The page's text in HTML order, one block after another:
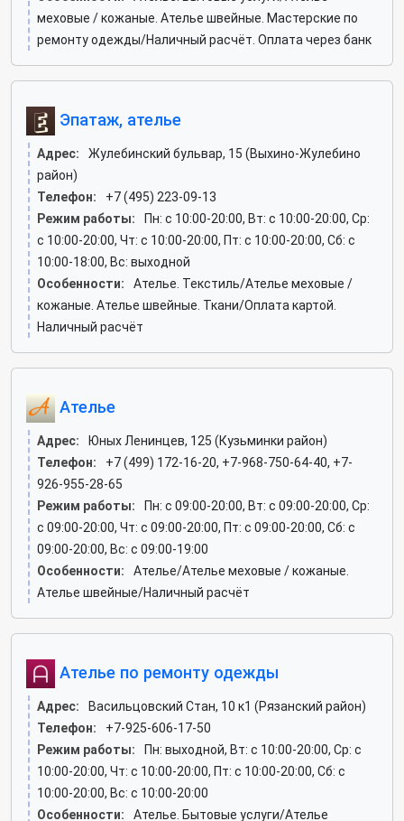
меховые / кожаные. Ателье швейные. Мастерские по
ремонту одежды/Наличный расчёт. Оплата через банк
Эпатаж, ателье
Адрес:
Жулебинский бульвар, 15 (Выхино-Жулебино
район)
Телефон:
+7 (495) 223-09-13
Режим работы:
Пн: c 10:00-20:00, Вт: c 10:00-20:00, Ср:
c 10:00-20:00, Чт: c 10:00-20:00, Пт: c 10:00-20:00, Сб: c
10:00-18:00, Вс: выходной
Особенности:
Ателье. Текстиль/Ателье меховые /
кожаные. Ателье швейные. Ткани/Оплата картой.
Наличный расчёт
Ателье
Адрес:
Юных Ленинцев, 125 (Кузьминки район)
Телефон:
+7 (499) 172-16-20, +7-968-750-64-40, +7-
926-955-28-65
Режим работы:
Пн: c 09:00-20:00, Вт: c 09:00-20:00, Ср:
c 09:00-20:00, Чт: c 09:00-20:00, Пт: c 09:00-20:00, Сб: c
09:00-20:00, Вс: c 09:00-19:00
Особенности:
Ателье/Ателье меховые / кожаные.
Ателье швейные/Наличный расчёт
Ателье по ремонту одежды
Адрес:
Васильцовский Стан, 10 к1 (Рязанский район)
Телефон:
+7-925-606-17-50
Режим работы:
Пн: выходной, Вт: c 10:00-20:00, Ср: c
10:00-20:00, Чт: c 10:00-20:00, Пт: c 10:00-20:00, Сб: c
10:00-20:00, Вс: c 10:00-20:00
Особенности:
Ателье. Бытовые услуги/Ателье